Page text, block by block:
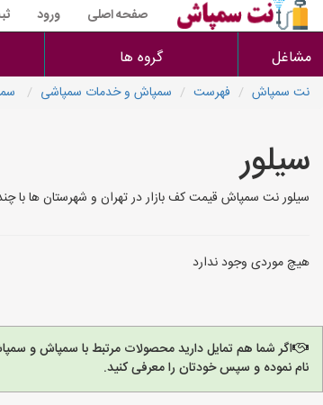
صفحه اصلی ورود
مشاغل گروه ها
نت سمپاش فهرست سمپاش و خدمات سمپاشی
سیلور
سیلور نت سمپاش قیمت کف بازار در تهران و شهرستان ها با
هیچ موردی وجود ندارد
اگر شما هم تمایل دارید محصولات مرتبط با سمپاش و
نام نموده و سپس خودتان را معرفی کنید.